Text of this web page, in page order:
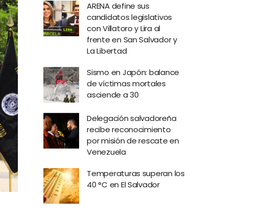
ARENA define sus
candidatos legislativos
con Villatoro y Lira al
frente en San Salvador y
La Libertad
Sismo en Japón: balance
de víctimas mortales
asciende a 30
Delegación salvadoreña
recibe reconocimiento
por misión de rescate en
Venezuela
Temperaturas superan los
40 °C en El Salvador